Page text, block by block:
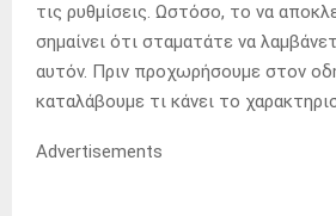
τις ρυθμίσεις. Ωστόσο, το να
σημαίνει ότι σταματάτε να
αυτόν. Πριν προχωρήσουμε στον
καταλάβουμε τι κάνει το
Advertisements